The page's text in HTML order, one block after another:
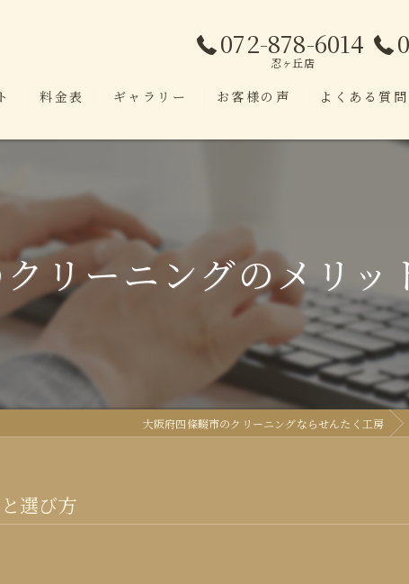
072-878-6014
忍ヶ丘店
料金表 ギャラリー お客様の声 よくある質問
リーニングのメリッ
大阪府四條畷市のクリーニングならせんたく工房
選び方